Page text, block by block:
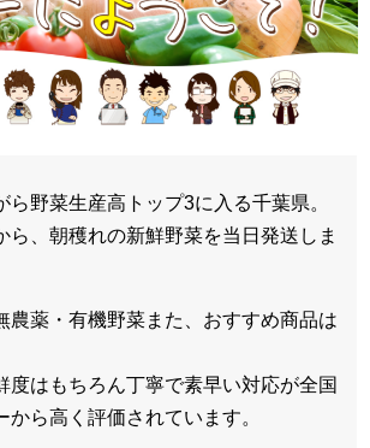
ら野菜生産高トップ3に入る千葉県。
ら、朝穫れの新鮮野菜を当日発送しま
農薬・有機野菜また、おすすめ商品は
度はもちろん丁寧で素早い対応が全国
から高く評価されています。